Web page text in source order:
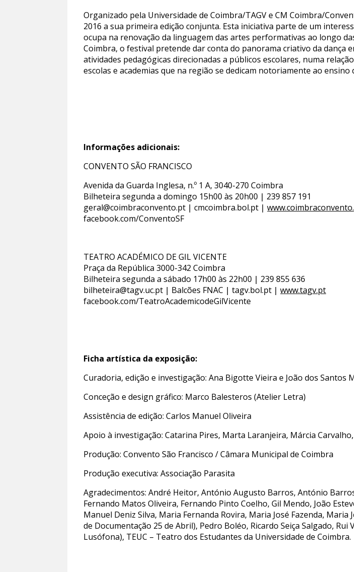
Organizado pela Universidade de Coimbra/TAGV e CM Coimbra/
2016 a sua primeira edição conjunta. Esta iniciativa parte de um
ocupa na renovação da linguagem das artes performativas ao longo
Coimbra, o festival pretende dar conta do panorama criativo da dança
atividades pedagógicas direcionadas a públicos escolares, numa
escolas e academias que na região se dedicam notoriamente ao ensino
Informações adicionais:
CONVENTO SÃO FRANCISCO
Avenida da Guarda Inglesa, n.º 1 A, 3040-270 Coimbra
Bilheteira segunda a domingo 15h00 às 20h00 | 239 857 191
geral@coimbraconvento.pt | cmcoimbra.bol.pt |
facebook.com/ConventoSF
TEATRO ACADÉMICO DE GIL VICENTE
Praça da República 3000-342 Coimbra
Bilheteira segunda a sábado 17h00 às 22h00 | 239 855 636
bilheteira@tagv.uc.pt | Balcões FNAC | tagv.bol.pt |www.tagv.pt
facebook.com/TeatroAcademicodeGilVicente
Ficha artística da exposição:
Curadoria, edição e investigação: Ana Bigotte Vieira e João dos Santos
Conceção e design gráfico: Marco Balesteros (Atelier Letra)
Assistência de edição: Carlos Manuel Oliveira
Apoio à investigação: Catarina Pires, Marta Laranjeira, Márcia
Produção: Convento São Francisco / Câmara Municipal de Coimbra
Produção executiva: Associação Parasita
Agradecimentos: André Heitor, António Augusto Barros, António
Fernando Matos Oliveira, Fernando Pinto Coelho, Gil Mendo, João
Manuel Deniz Silva, Maria Fernanda Rovira, Maria José Fazenda,
de Documentação 25 de Abril), Pedro Boléo, Ricardo Seiça Salgado,
Lusófona), TEUC – Teatro dos Estudantes da Universidade de Coimbra.